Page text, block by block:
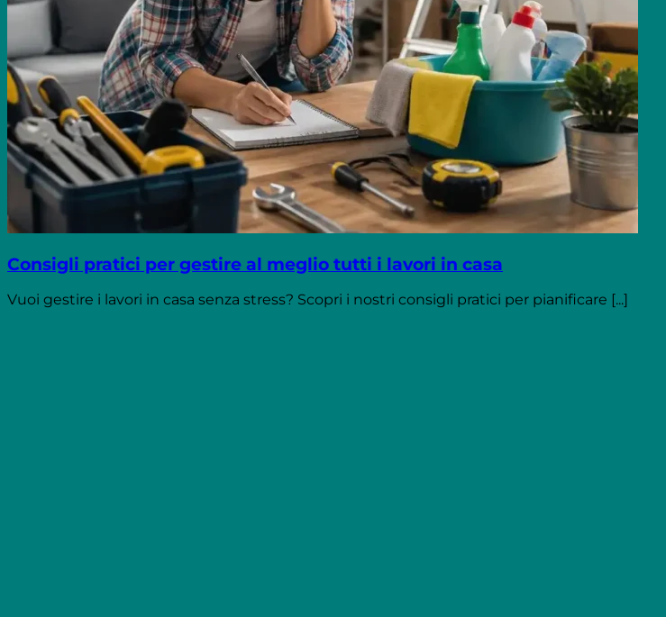
Consigli pratici per gestire al meglio tutti i lavori in casa
Vuoi gestire i lavori in casa senza stress? Scopri i nostri consigli pratici per pianificare [...]